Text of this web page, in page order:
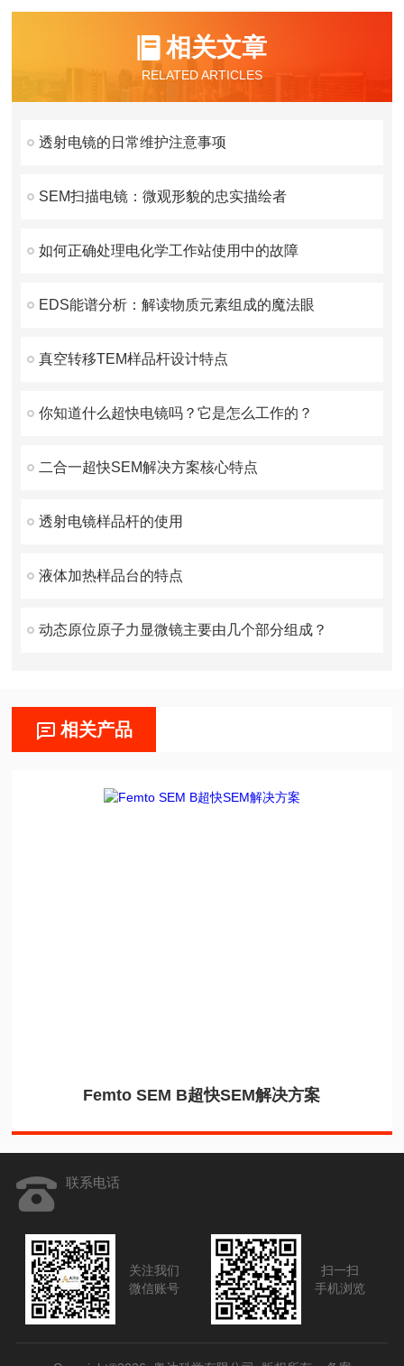
相关文章
RELATED ARTICLES
透射电镜的日常维护注意事项
SEM扫描电镜：微观形貌的忠实描绘者
如何正确处理电化学工作站使用中的故障
EDS能谱分析：解读物质元素组成的魔法眼
真空转移TEM样品杆设计特点
你知道什么超快电镜吗？它是怎么工作的？
二合一超快SEM解决方案核心特点
透射电镜样品杆的使用
液体加热样品台的特点
动态原位原子力显微镜主要由几个部分组成？
相关产品
Femto SEM B超快SEM解决方案
联系电话
关注我们
微信账号
扫一扫
手机浏览